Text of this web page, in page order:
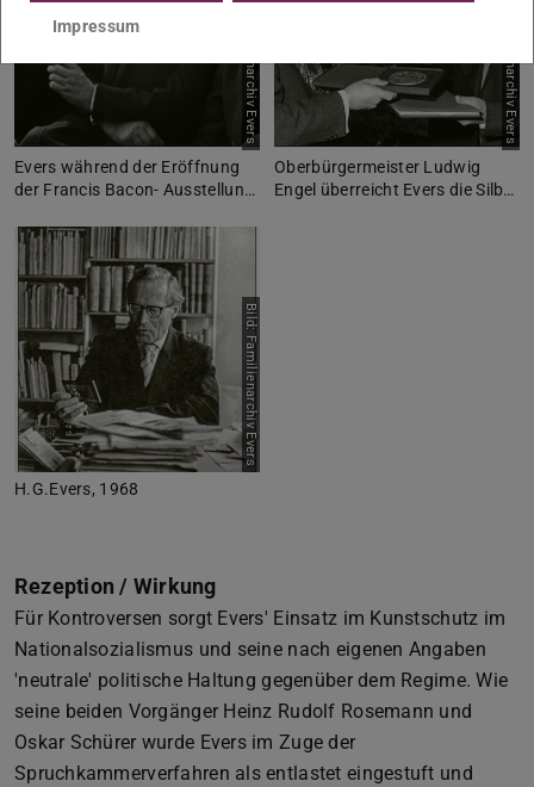
Bild: Familienarchiv Evers
Evers während der Eröffnung
der Francis Bacon- Ausstellun…
Bild: Familienarchiv Evers
Oberbürgermeister Ludwig
Engel überreicht Evers die Silb…
Bild: Familienarchiv Evers
H.G.Evers, 1968
Rezeption / Wirkung
Für Kontroversen sorgt Evers' Einsatz im Kunstschutz im
Nationalsozialismus und seine nach eigenen Angaben
'neutrale' politische Haltung gegenüber dem Regime. Wie
seine beiden Vorgänger Heinz Rudolf Rosemann und
Oskar Schürer wurde Evers im Zuge der
Spruchkammerverfahren als entlastet eingestuft und
Impressum